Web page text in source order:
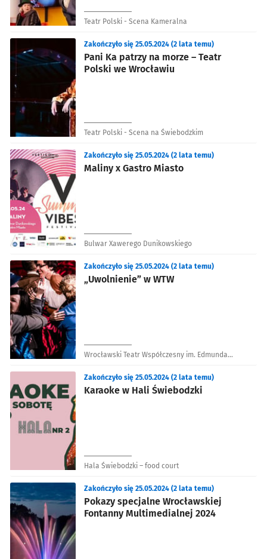
Teatr Polski - Scena Kameralna
Pani Ka patrzy na morze – Teatr
Polski we Wrocławiu
Zakończyło się 25.05.2024 (2 lata temu)
Teatr Polski - Scena na Świebodzkim
Maliny x Gastro Miasto
Zakończyło się 25.05.2024 (2 lata temu)
Bulwar Xawerego Dunikowskiego
„Uwolnienie” w WTW
Zakończyło się 25.05.2024 (2 lata temu)
Wrocławski Teatr Współczesny im. Edmunda
Karaoke w Hali Świebodzki
Zakończyło się 25.05.2024 (2 lata temu)
Hala Świebodzki – food court
Pokazy specjalne Wrocławskiej
Fontanny Multimedialnej 2024
Zakończyło się 25.05.2024 (2 lata temu)